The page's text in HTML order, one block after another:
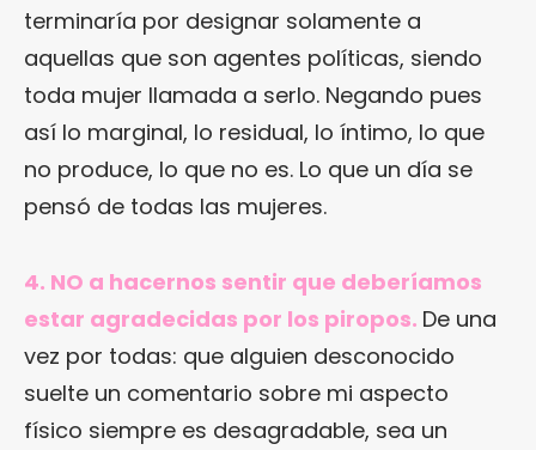
terminaría por designar solamente a
aquellas que son agentes políticas, siendo
toda mujer llamada a serlo. Negando pues
así lo marginal, lo residual, lo íntimo, lo que
no produce, lo que no es. Lo que un día se
pensó de todas las mujeres.
4. NO a hacernos sentir que deberíamos
estar agradecidas por los piropos. De una
vez por todas: que alguien desconocido
suelte un comentario sobre mi aspecto
físico siempre es desagradable, sea un